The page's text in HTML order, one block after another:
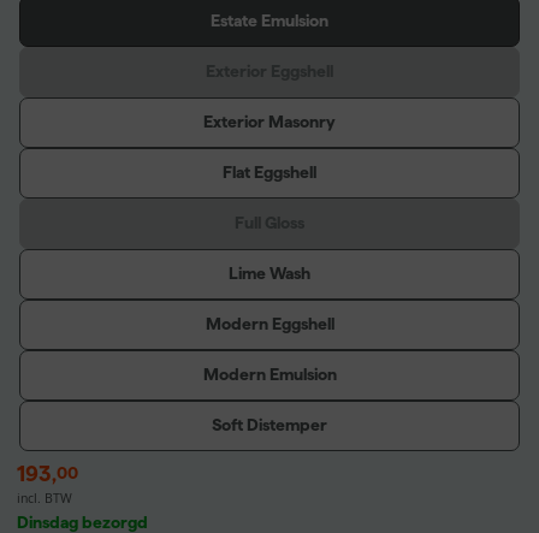
Estate Emulsion
Exterior Masonry
Flat Eggshell
Lime Wash
Modern Eggshell
Modern Emulsion
Soft Distemper
193,00
incl. BTW
Dinsdag bezorgd